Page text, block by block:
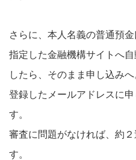
さらに、本人名義の普通預
指定した金融機構サイトへ
したら、そのまま申し込みへ
登録したメールアドレスに
す。
審査に問題がなければ、約
す。